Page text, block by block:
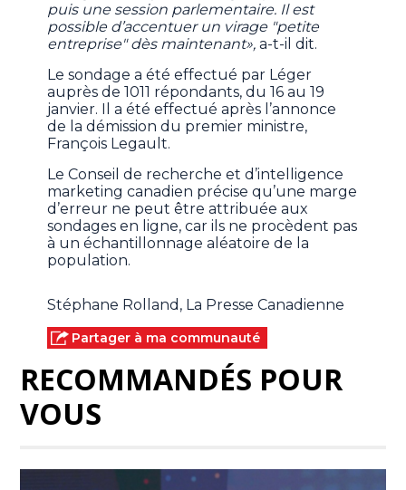
puis une session parlementaire. Il est
possible d’accentuer un virage "petite
entreprise" dès maintenant», a-t-il dit.
Le sondage a été effectué par Léger
auprès de 1011 répondants, du 16 au 19
janvier. Il a été effectué après l’annonce
de la démission du premier ministre,
François Legault.
Le Conseil de recherche et d’intelligence
marketing canadien précise qu’une marge
d’erreur ne peut être attribuée aux
sondages en ligne, car ils ne procèdent pas
à un échantillonnage aléatoire de la
population.
Stéphane Rolland, La Presse Canadienne
Partager à ma communauté
RECOMMANDÉS POUR
VOUS